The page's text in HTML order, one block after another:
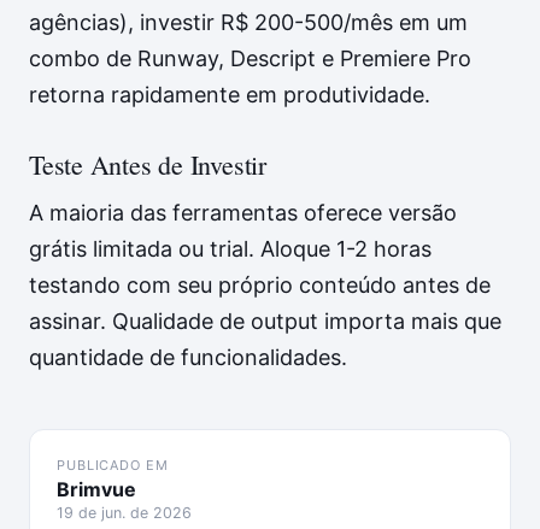
agências), investir R$ 200-500/mês em um
combo de Runway, Descript e Premiere Pro
retorna rapidamente em produtividade.
Teste Antes de Investir
A maioria das ferramentas oferece versão
grátis limitada ou trial. Aloque 1-2 horas
testando com seu próprio conteúdo antes de
assinar. Qualidade de output importa mais que
quantidade de funcionalidades.
PUBLICADO EM
Brimvue
19 de jun. de 2026